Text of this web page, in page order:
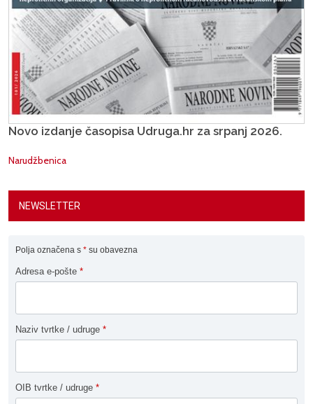
Novo izdanje časopisa Udruga.hr za srpanj 2026.
Narudžbenica
NEWSLETTER
Polja označena s * su obavezna
Adresa e-pošte *
Naziv tvrtke / udruge *
OIB tvrtke / udruge *